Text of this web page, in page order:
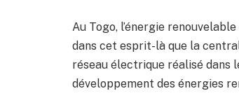
Au Togo, l’énergie
dans cet esprit-là que la
réseau électrique réalisé dans
développement des énergies